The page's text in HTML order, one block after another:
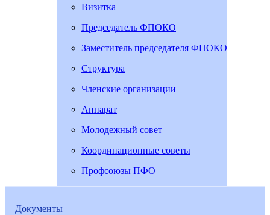
Визитка
Председатель ФПОКО
Заместитель председателя ФПОКО
Структура
Членские организации
Аппарат
Молодежный совет
Координационные советы
Профсоюзы ПФО
Документы